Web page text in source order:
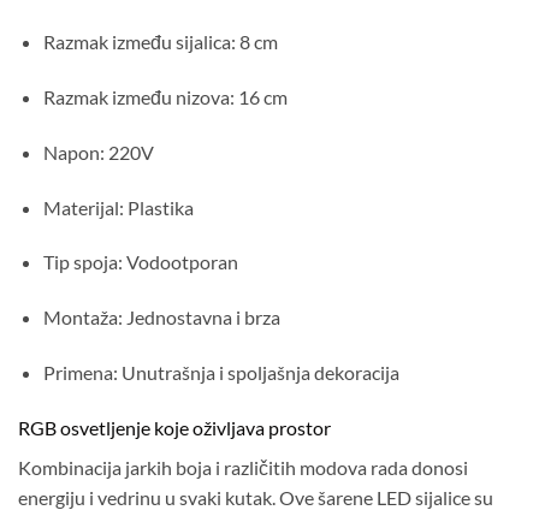
Razmak između sijalica: 8 cm
Razmak između nizova: 16 cm
Napon: 220V
Materijal: Plastika
Tip spoja: Vodootporan
Montaža: Jednostavna i brza
Primena: Unutrašnja i spoljašnja dekoracija
RGB osvetljenje koje oživljava prostor
Kombinacija jarkih boja i različitih modova rada donosi
energiju i vedrinu u svaki kutak. Ove šarene LED sijalice su